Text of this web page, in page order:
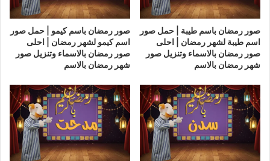
صور رمضان باسم طيبة | حمل صور
اسم طيبة لشهر رمضان | احلى
صور رمضان بالاسماء وتنزيل صور
شهر رمضان بالاسم
صور رمضان باسم كيمو | حمل صور
اسم كيمو لشهر رمضان | احلى
صور رمضان بالاسماء وتنزيل صور
شهر رمضان بالاسم